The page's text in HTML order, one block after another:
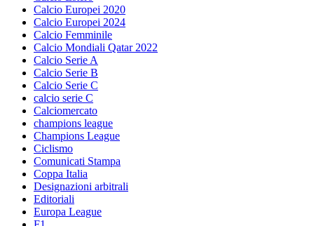
Calcio Europei 2020
Calcio Europei 2024
Calcio Femminile
Calcio Mondiali Qatar 2022
Calcio Serie A
Calcio Serie B
Calcio Serie C
calcio serie C
Calciomercato
champions league
Champions League
Ciclismo
Comunicati Stampa
Coppa Italia
Designazioni arbitrali
Editoriali
Europa League